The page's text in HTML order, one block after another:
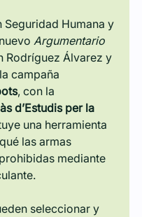
Seguridad Humana y
Argumentario
Álvarez y
campaña
, con la
d’Estudis per la
una herramienta
las armas
mediante
seleccionar y